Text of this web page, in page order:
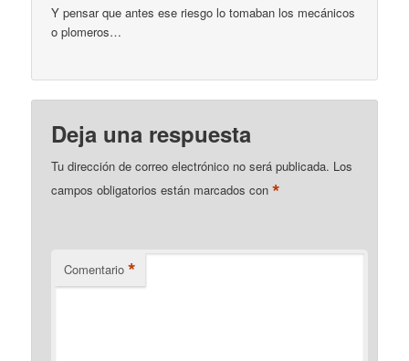
Y pensar que antes ese riesgo lo tomaban los mecánicos
o plomeros…
Deja una respuesta
Tu dirección de correo electrónico no será publicada. Los
campos obligatorios están marcados con*
Comentario *